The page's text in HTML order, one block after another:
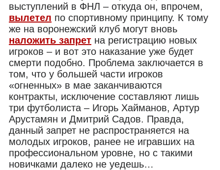
выступлений в ФНЛ – откуда он, впрочем,
вылетел по спортивному принципу. К тому
же на воронежский клуб могут вновь
наложить запрет на регистрацию новых
игроков – и вот это наказание уже будет
смерти подобно. Проблема заключается в
том, что у большей части игроков
«огненных» в мае заканчиваются
контракты, исключение составляют лишь
три футболиста – Игорь Хайманов, Артур
Арустамян и Дмитрий Садов. Правда,
данный запрет не распространяется на
молодых игроков, ранее не игравших на
профессиональном уровне, но с такими
новичками далеко не уедешь…